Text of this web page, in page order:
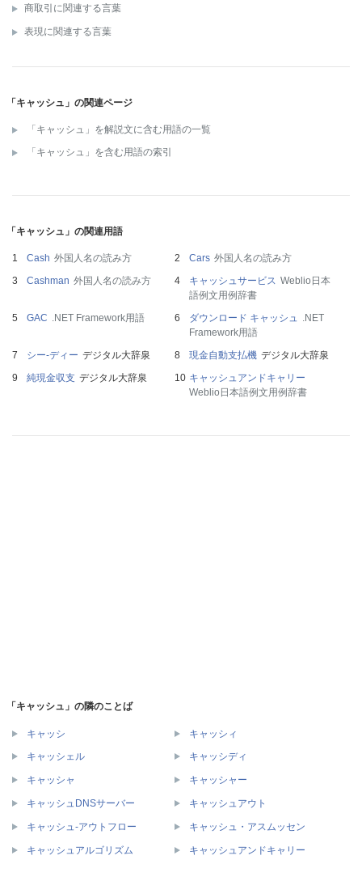
商取引に関連する言葉
表現に関連する言葉
「キャッシュ」の関連ページ
「キャッシュ」を解説文に含む用語の一覧
「キャッシュ」を含む用語の索引
「キャッシュ」の関連用語
Cash 外国人名の読み方 Cars 外国人名の読み方
Cashman 外国人名の読み方 キャッシュサービス Weblio日本
語例文用例辞書
GAC .NET Framework用語 ダウンロード キャッシュ .NET
Framework用語
シー‐ディー デジタル大辞泉 現金自動支払機 デジタル大辞泉
純現金収支 デジタル大辞泉
キャッシュアンドキャリー
Weblio日本語例文用例辞書
「キャッシュ」の隣のことば
キャッシ キャッシィ
キャッシェル キャッシディ
キャッシャ キャッシャー
キャッシュDNSサーバー キャッシュアウト
キャッシュ‐アウトフロー キャッシュ・アスムッセン
キャッシュアルゴリズム キャッシュアンドキャリー